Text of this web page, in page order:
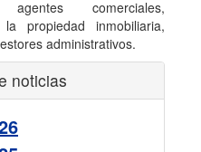
comerciales,
propiedad inmobiliaria,
administrativos.
noticias